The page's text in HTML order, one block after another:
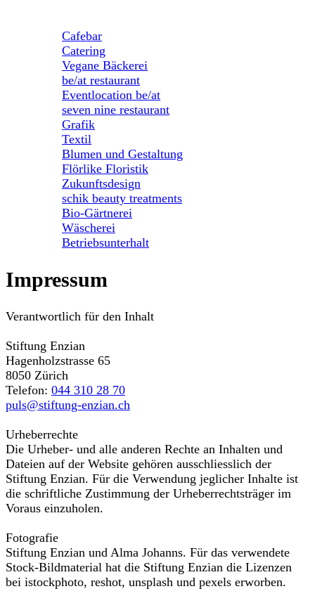
Cafebar
Catering
Vegane Bäckerei
be/at restaurant
Eventlocation be/at
seven nine restaurant
Grafik
Textil
Blumen und Gestaltung
Flörlike Floristik
Zukunftsdesign
schik beauty treatments
Bio-Gärtnerei
Wäscherei
Betriebsunterhalt
Impressum
Verantwortlich für den Inhalt
Stiftung Enzian
Hagenholzstrasse 65
8050 Zürich
Telefon: 044 310 28 70
puls@stiftung-enzian.ch
Urheberrechte
Die Urheber- und alle anderen Rechte an Inhalten und
Dateien auf der Website gehören ausschliesslich der
Stiftung Enzian. Für die Verwendung jeglicher Inhalte ist
die schriftliche Zustimmung der Urheberrechtsträger im
Voraus einzuholen.
Fotografie
Stiftung Enzian und Alma Johanns. Für das verwendete
Stock-Bildmaterial hat die Stiftung Enzian die Lizenzen
bei istockphoto, reshot, unsplash und pexels erworben.